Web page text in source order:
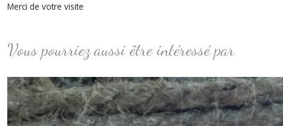
Merci de votre visite
Vous pourriez aussi être intéressé par